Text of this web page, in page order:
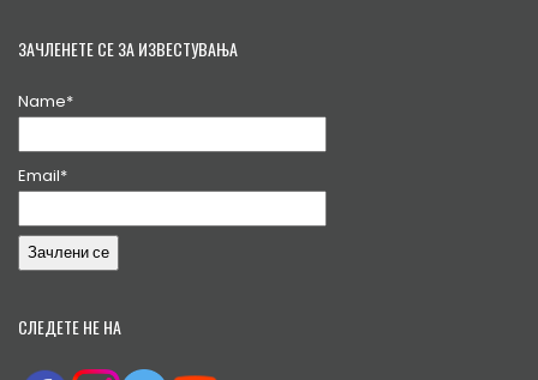
ЗАЧЛЕНЕТЕ СЕ ЗА ИЗВЕСТУВАЊА
Name*
Email*
СЛЕДЕТЕ НЕ НА